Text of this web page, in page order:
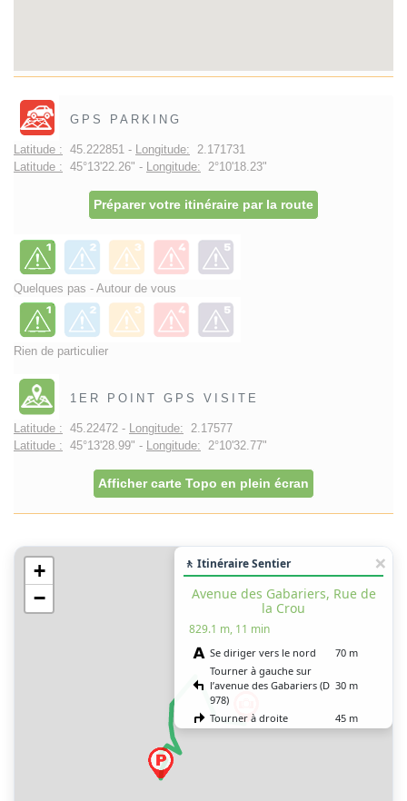
GPS PARKING
Latitude : 45.222851 - Longitude: 2.171731
Latitude : 45°13'22.26" - Longitude: 2°10'18.23"
Préparer votre itinéraire par la route
Quelques pas - Autour de vous
Rien de particulier
1ER POINT GPS VISITE
Latitude : 45.22472 - Longitude: 2.17577
Latitude : 45°13'28.99" - Longitude: 2°10'32.77"
Afficher carte Topo en plein écran
+
−
🚶 Itinéraire Sentier
Avenue des Gabariers, Rue de
la Crou
829.1 m, 11 min
Se diriger vers le nord
70 m
Tourner à gauche sur
l’avenue des Gabariers (D
978)
30 m
Tourner à droite
45 m